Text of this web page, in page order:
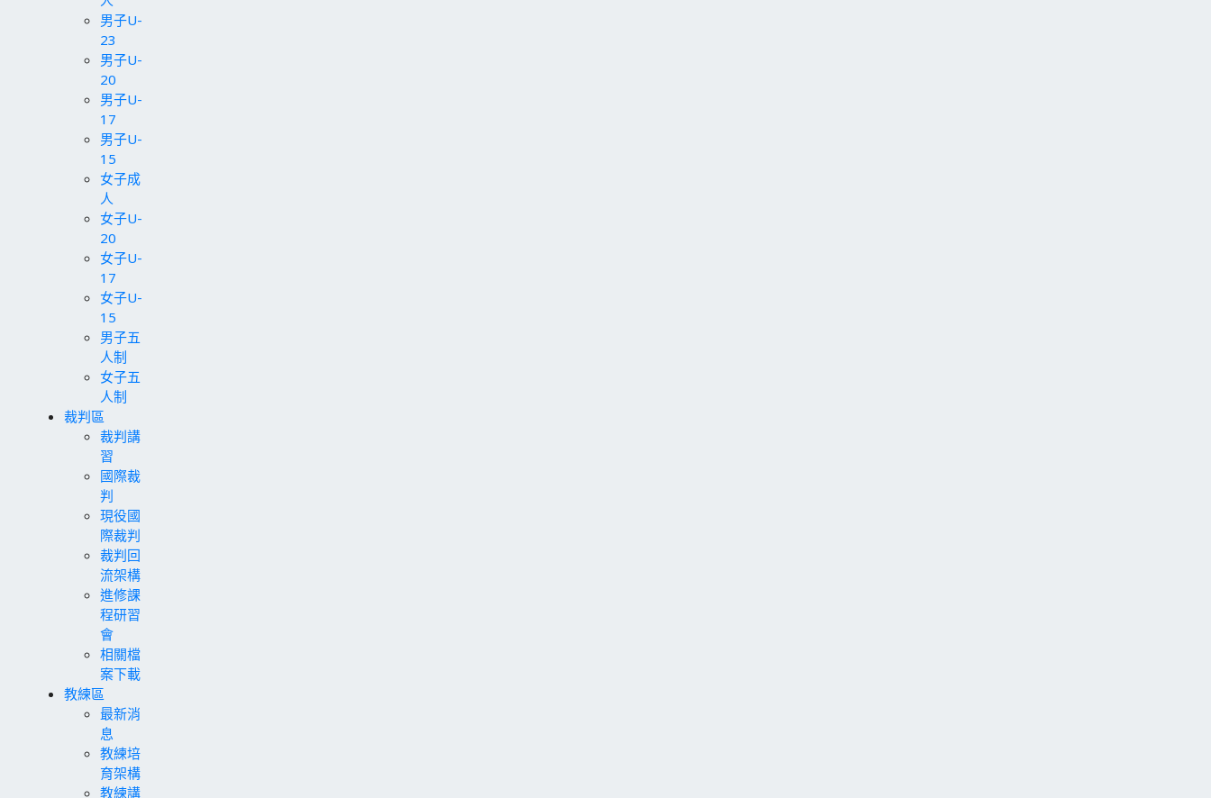
男子U-
23
男子U-
20
男子U-
17
男子U-
15
女子成
人
女子U-
20
女子U-
17
女子U-
15
男子五
人制
女子五
人制
裁判區
裁判講
習
國際裁
判
現役國
際裁判
裁判回
流架構
進修課
程研習
會
相關檔
案下載
教練區
最新消
息
教練培
育架構
教練講